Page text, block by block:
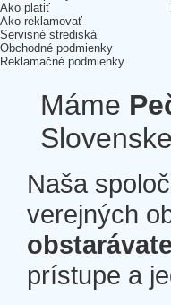
Ako platiť
Ako reklamovať
Servisné strediská
Obchodné podmienky
Reklamačné podmienky
Máme
Naša
verejných
prístupe a